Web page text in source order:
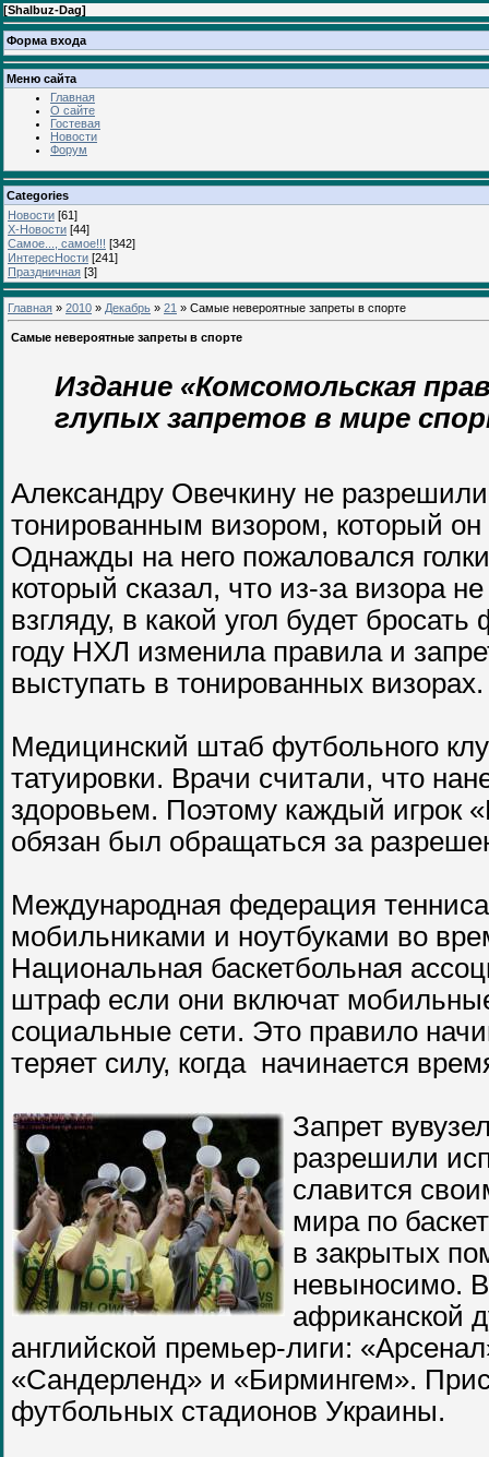
[Shalbuz-Dag]
Форма входа
Меню сайта
Главная
О сайте
Гостевая
Новости
Форум
Categories
Новости [61]
Х-Новости [44]
Самое..., самое!!! [342]
ИнтересНости [241]
Праздничная [3]
Главная » 2010 » Декабрь » 21 » Самые невероятные запреты в спорте
Самые невероятные запреты в спорте
Издание «Комсомольская
глупых запретов в мире
Александру Овечкину не
тонированным визором, который
Однажды на него пожаловался
который сказал, что из-за визора
взгляду, в какой угол будет
году НХЛ изменила правила и
выступать в тонированных визорах.
Медицинский штаб футбольного
татуировки. Врачи считали, что
здоровьем. Поэтому каждый игрок
обязан был обращаться за
Международная федерация
мобильниками и ноутбуками во
Национальная баскетбольная
штраф если они включат
социальные сети. Это правило
теряет силу, когда начинается
Запрет
разрешили
славится
мира по
в закрытых
невыносимо.
африканской
английской премьер-лиги:
«Сандерленд» и «Бирмингем».
футбольных стадионов Украины.